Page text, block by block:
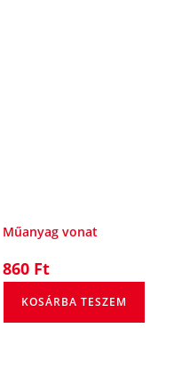
Műanyag vonat
860 Ft
KOSÁRBA TESZEM